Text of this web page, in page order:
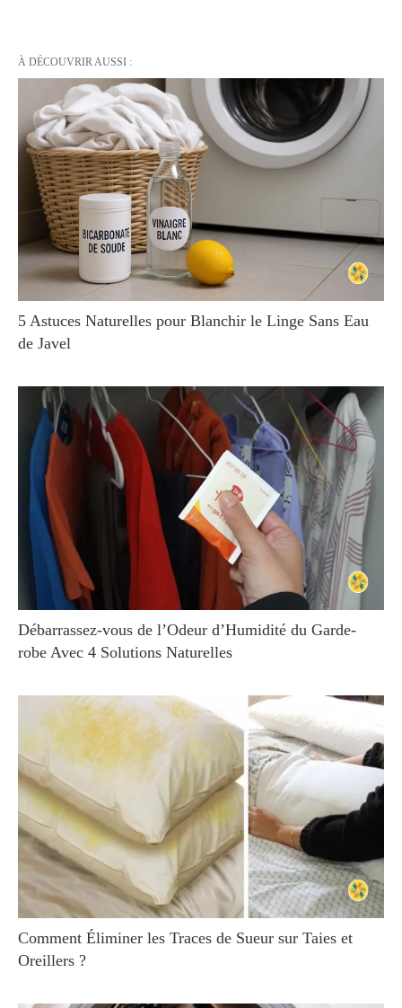
À DÉCOUVRIR AUSSI :
5 Astuces Naturelles pour Blanchir le Linge Sans Eau
de Javel
Débarrassez-vous de l’Odeur d’Humidité du Garde-
robe Avec 4 Solutions Naturelles
Comment Éliminer les Traces de Sueur sur Taies et
Oreillers ?